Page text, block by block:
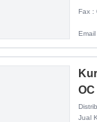
Fax :
Jual